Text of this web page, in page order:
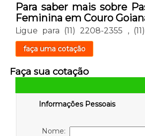
Para saber mais sobre
Feminina em Couro
Ligue para (11) 2208-2355 ,
faça uma cotação
Faça sua cotação
Informações Pessoais
Nome: